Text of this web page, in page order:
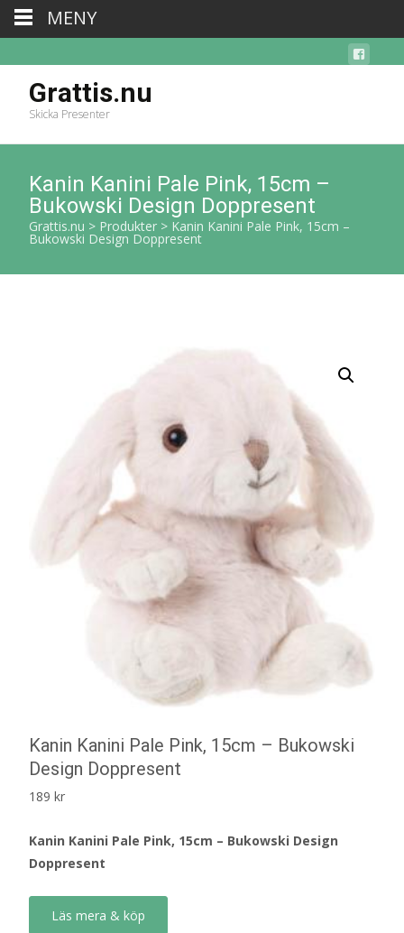
Grattis.nu
Skicka Presenter
Kanin Kanini Pale Pink, 15cm –
Bukowski Design Doppresent
Grattis.nu > Produkter > Kanin Kanini Pale Pink, 15cm –
Bukowski Design Doppresent
Kanin Kanini Pale Pink, 15cm – Bukowski
Design Doppresent
189 kr
Kanin Kanini Pale Pink, 15cm – Bukowski Design
Doppresent
Läs mera & köp
MENY